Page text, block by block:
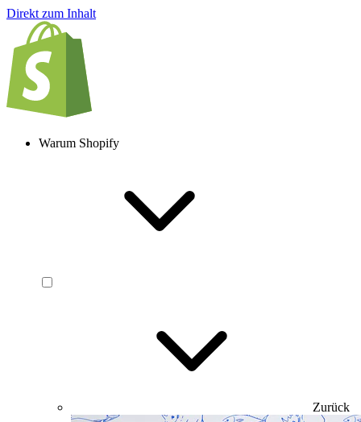
Direkt zum Inhalt
Warum Shopify
Zurück